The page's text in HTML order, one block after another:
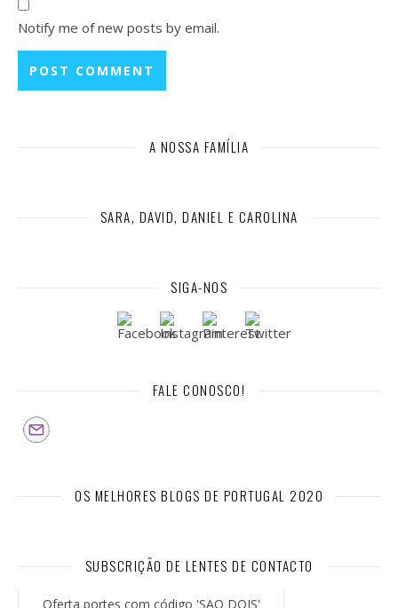
Notify me of new posts by email.
A NOSSA FAMÍLIA
SARA, DAVID, DANIEL E CAROLINA
SIGA-NOS
FALE CONOSCO!
OS MELHORES BLOGS DE PORTUGAL 2020
SUBSCRIÇÃO DE LENTES DE CONTACTO
Oferta portes com código 'SAO DOIS'